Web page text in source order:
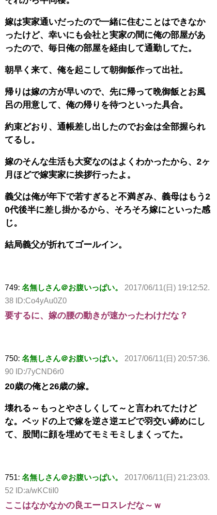
嫁は実家通いだったので一緒に住むことはできなか
ったけど、幸いにも会社と実家の間に俺の部屋があ
ったので、毎日俺の部屋を経由して通勤してた。
朝早く来て、俺を起こして朝御飯作って出社。
帰りは嫁の方が早いので、先に帰って晩御飯とお風
呂の用意して、俺の帰りを待つといった具合。
約束どおり、通帳差し出したのでお金は全部握られ
てるし。
嫁のそんな生活も大変なのはよくわかったから、2ヶ
月ほどで嫁実家に挨拶行ったよ。
義父は俺が年下で若すぎると不満ぎみ、義母はもう2
0代後半に差し掛かるから、そろそろ嫁にといった感
じ。
結局義父が折れてゴールイン。
749: 名無しさん＠お腹いっぱい。
2017/06/11(日) 19:12:52.
38 ID:Co4yAu0Z0
要するに、嫁の腰の動きが速かったわけだな？
750: 名無しさん＠お腹いっぱい。
2017/06/11(日) 20:57:36.
90 ID:/7yCND6r0
20歳の俺と26歳の嫁。
壊れる～もっとやさしくして～と言われてたけど
な。ベッドの上で嫁を逆さ逆エビで羽交い締めにし
て、股間に顔を埋めてモミモミしまくってた。
751: 名無しさん＠お腹いっぱい。
2017/06/11(日) 21:23:03.
52 ID:a/wKCtiI0
ここはなかなかの良エーロスレだな～ｗ